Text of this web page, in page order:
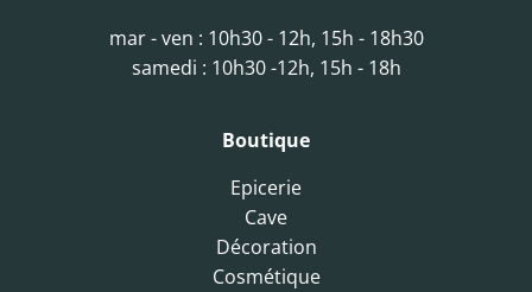
mar - ven : 10h30 - 12h, 15h - 18h30
samedi : 10h30 -12h, 15h - 18h
Boutique
Epicerie
Cave
Décoration
Cosmétique